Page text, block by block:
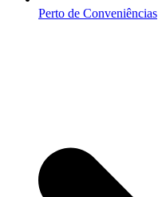
Perto de Conveniências